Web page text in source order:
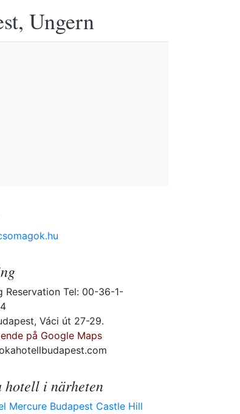
Ungern
Reservation Tel: 00-36-1-
Váci út 27-29.
på Google Maps
hotell i närheten
Mercure Budapest Castle Hill